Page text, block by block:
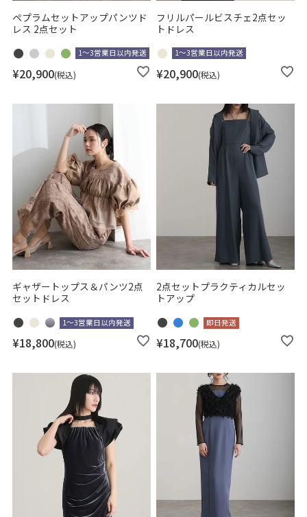
ペプラムセットアップパンツド
レス 2点セット
1～3営業日以内発送
¥20,900 税込
フリルパールビスチェ2点セッ
トドレス
1～3営業日以内発送
¥20,900 税込
ギャザートップス＆パンツ2点
セットドレス
1～3営業日以内発送
¥18,800 税込
2点セットプラクティカルセッ
トアップ
即日発送
¥18,700 税込